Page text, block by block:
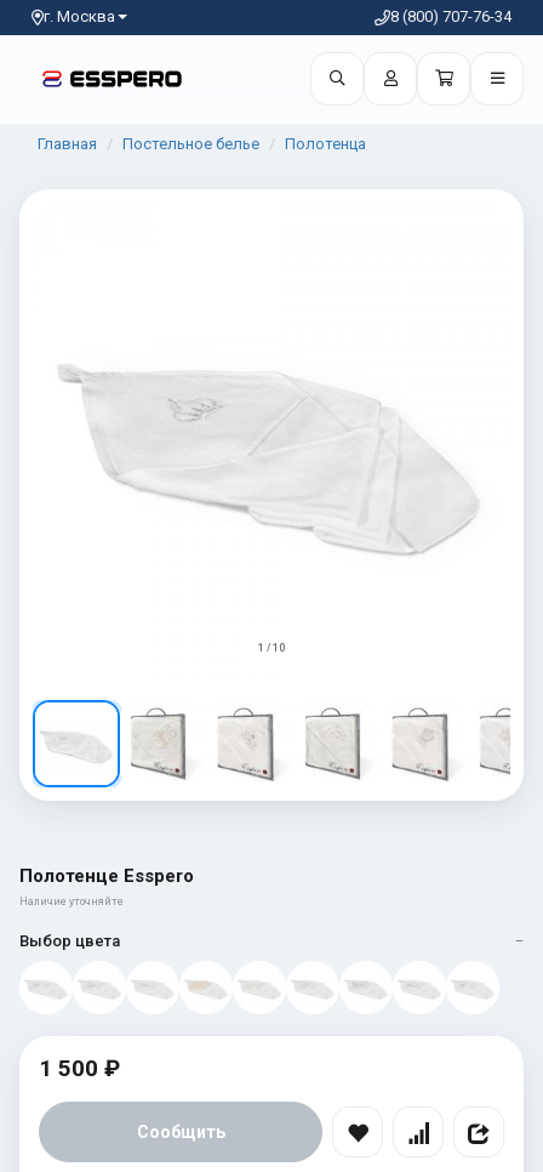
г. Москва 8 (800) 707-76-34
Главная Постельное белье Полотенца
1 / 10
Полотенце Esspero
Наличие уточняйте
Выбор цвета —
1 500 ₽
Сообщить